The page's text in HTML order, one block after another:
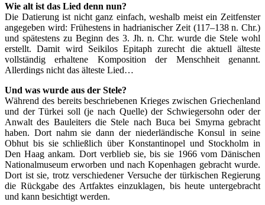
Wie alt ist das Lied denn nun?
Die Datierung ist nicht ganz einfach, weshalb meist ein Zeitfenster
angegeben wird: Frühestens in hadrianischer Zeit (117–138 n. Chr.)
und spätestens zu Beginn des 3. Jh. n. Chr. wurde die Stele wohl
erstellt. Damit wird Seikilos Epitaph zurecht die aktuell älteste
vollständig erhaltene Komposition der Menschheit genannt.
Allerdings nicht das älteste Lied…
Und was wurde aus der Stele?
Während des bereits beschriebenen Krieges zwischen Griechenland
und der Türkei soll (je nach Quelle) der Schwiegersohn oder der
Anwalt des Bauleiters die Stele nach Buca bei Smyrna gebracht
haben. Dort nahm sie dann der niederländische Konsul in seine
Obhut bis sie schließlich über Konstantinopel und Stockholm in
Den Haag ankam. Dort verblieb sie, bis sie 1966 vom Dänischen
Nationalmuseum erworben und nach Kopenhagen gebracht wurde.
Dort ist sie, trotz verschiedener Versuche der türkischen Regierung
die Rückgabe des Artfaktes einzuklagen, bis heute untergebracht
und kann besichtigt werden.